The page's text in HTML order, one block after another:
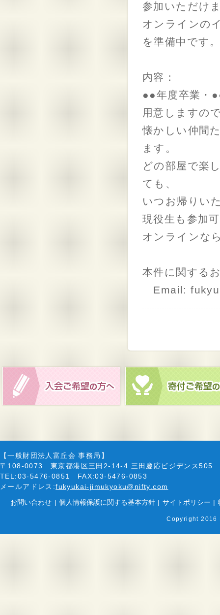
参加いただけ
オンラインの
を準備中です
内容：
●●年度卒業・
用意しますの
懐かしい仲間
ます。
どの部屋で楽
ても、
いつお帰りい
現役生も参加
オンラインな
本件に関する
Email:
【一般財団法人富丘会 事務局】
〒108-0073 東京都港区三田2-14-4 三田慶応ビジデンス505
TEL:03-5476-0851 FAX:03-5476-0853
メールアドレス:fukyukai-jimukyoku@nifty.com
お問い合わせ | 個人情報保護に関する基本方針 | サイトポリシー |
Copyright 2016